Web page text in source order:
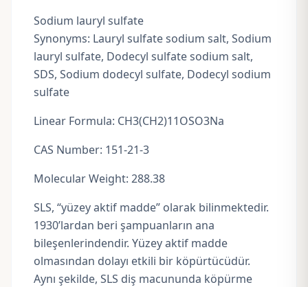
Sodium lauryl sulfate
Synonyms: Lauryl sulfate sodium salt, Sodium
lauryl sulfate, Dodecyl sulfate sodium salt,
SDS, Sodium dodecyl sulfate, Dodecyl sodium
sulfate
Linear Formula: CH3(CH2)11OSO3Na
CAS Number: 151-21-3
Molecular Weight: 288.38
SLS, “yüzey aktif madde” olarak bilinmektedir.
1930’lardan beri şampuanların ana
bileşenlerindendir. Yüzey aktif madde
olmasından dolayı etkili bir köpürtücüdür.
Aynı şekilde, SLS diş macununda köpürme